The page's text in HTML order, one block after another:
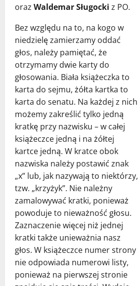
oraz Waldemar Sługocki z PO.
Bez względu na to, na kogo w
niedzielę zamierzamy oddać
głos, należy pamiętać, że
otrzymamy dwie karty do
głosowania. Biała książeczka to
karta do sejmu, żółta kartka to
karta do senatu. Na każdej z nich
możemy zakreślić tylko jedną
kratkę przy nazwisku – w całej
książeczce jedną i na żółtej
kartce jedną. W kratce obok
nazwiska należy postawić znak
„x” lub, jak nazywają to niektórzy,
tzw. „krzyżyk”. Nie należny
zamalowywać kratki, ponieważ
powoduje to nieważność głosu.
Zaznaczenie więcej niż jednej
kratki także unieważnia nasz
głos. W książeczce numer strony
nie odpowiada numerowi listy,
ponieważ na pierwszej stronie